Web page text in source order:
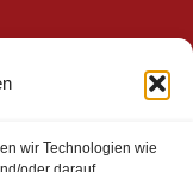
wir Technologien wie